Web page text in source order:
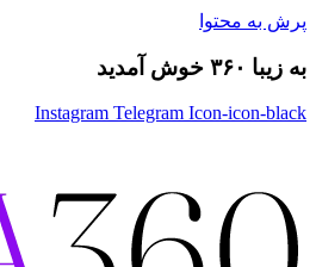
پرش به محتوا
به زیبا ۳۶۰ خوش آمدید
Instagram Telegram Icon-icon-black